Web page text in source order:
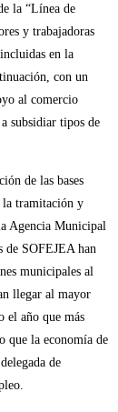
la “Línea de
y trabajadoras
en la
con un
al comercio
subsidiar tipos de
de las bases
la tramitación y
Agencia Municipal
de SOFEJEA han
municipales al
llegar al mayor
el año que más
que la economía de
de